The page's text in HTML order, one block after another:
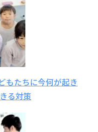
もたちに今何が起き
る対策